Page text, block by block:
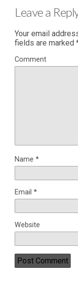
Leave a
Your email
fields are marked
Comment
Name *
Email *
Website